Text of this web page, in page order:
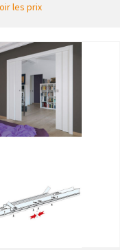
les prix